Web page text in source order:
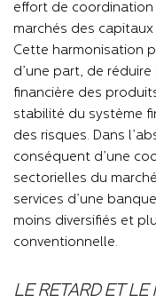
effort de
marchés des
Cette harmonisation
d’une part, de
financière des
stabilité du système
des risques. Dans
conséquent d’une
sectorielles du
services d’une
moins diversifiés et
conventionnelle.
LE RETARD ET